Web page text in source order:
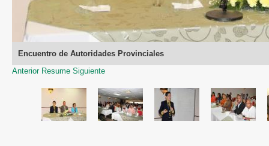
Encuentro de Autoridades Provinciales
Anterior Resume Siguiente